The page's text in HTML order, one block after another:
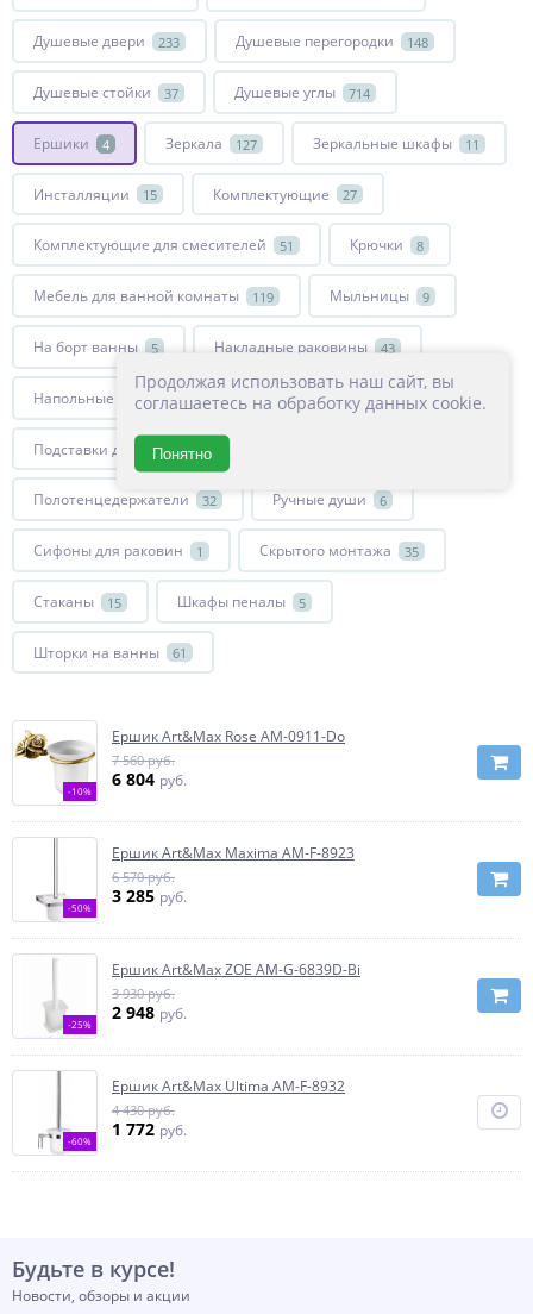
Душевые двери 233 Душевые перегородки 148
Душевые стойки 37 Душевые углы 714
Ершики 4 Зеркала 127 Зеркальные шкафы 11
Инсталляции 15 Комплектующие 27
Комплектующие для смесителей 51 Крючки 8
Мебель для ванной комнаты 119 Мыльницы 9
На борт ванны 5 Накладные раковины 43
Напольные смесители 10
Подставки для зубных щеток
Полотенцедержатели 32 Ручные души 6
Сифоны для раковин 1 Скрытого монтажа 35
Стаканы 15 Шкафы пеналы 5
Шторки на ванны 61
-10%
Ершик Art&Max Rose AM-0911-Do
7 560 руб.
6 804 руб.
-50%
Ершик Art&Max Maxima AM-F-8923
6 570 руб.
3 285 руб.
-25%
Ершик Art&Max ZOE AM-G-6839D-Bi
3 930 руб.
2 948 руб.
-60%
Ершик Art&Max Ultima AM-F-8932
4 430 руб.
1 772 руб.
Будьте в курсе!
Новости, обзоры и акции
Продолжая использовать наш сайт, вы
соглашаетесь на обработку данных cookie.
Понятно